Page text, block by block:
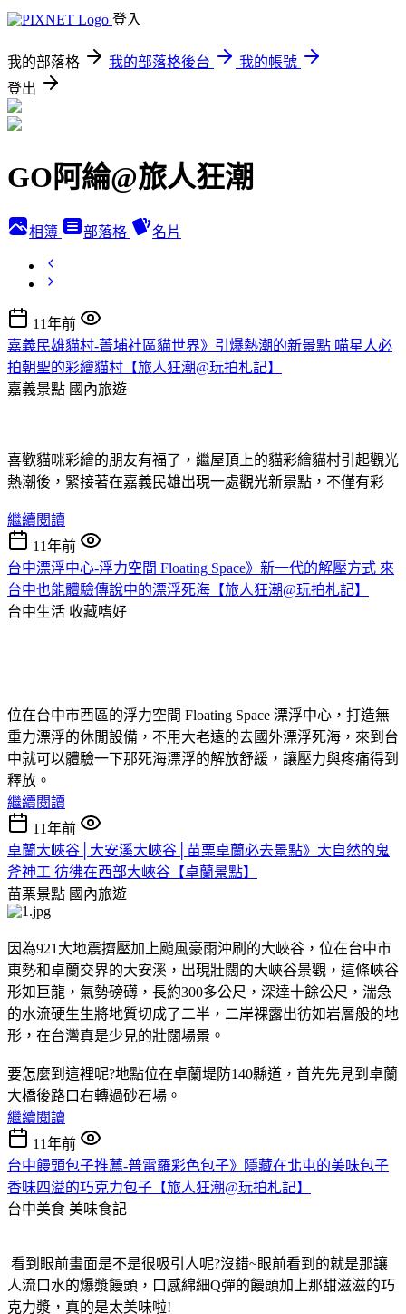
登入
我的部落格 我的部落格後台
我的帳號
登出
GO阿綸@旅人狂潮
相簿 部落格 名片
11年前
嘉義民雄貓村-菁埔社區貓世界》引爆熱潮的新景點 喵星人必
拍朝聖的彩繪貓村【旅人狂潮@玩拍札記】
嘉義景點 國內旅遊
喜歡貓咪彩繪的朋友有福了，繼屋頂上的貓彩繪貓村引起觀光
熱潮後，緊接著在嘉義民雄出現一處觀光新景點，不僅有彩
繼續閱讀
11年前
台中漂浮中心-浮力空間 Floating Space》新一代的解壓方式 來
台中也能體驗傳說中的漂浮死海【旅人狂潮@玩拍札記】
台中生活 收藏嗜好
位在台中市西區的浮力空間 Floating Space 漂浮中心，打造無
重力漂浮的休閒設備，不用大老遠的去國外漂浮死海，來到台
中就可以體驗一下那死海漂浮的解放舒緩，讓壓力與疼痛得到
釋放。
繼續閱讀
11年前
卓蘭大峽谷│大安溪大峽谷│苗栗卓蘭必去景點》大自然的鬼
斧神工 彷彿在西部大峽谷【卓蘭景點】
苗栗景點 國內旅遊
因為921大地震擠壓加上颱風豪雨沖刷的大峽谷，位在台中市
東勢和卓蘭交界的大安溪，出現壯闊的大峽谷景觀，這條峽谷
形如巨龍，氣勢磅礡，長約300多公尺，深達十餘公尺，湍急
的水流硬生生將地質切成了二半，二岸裸露出彷如岩層般的地
形，在台灣真是少見的壯闊場景。
要怎麼到這裡呢?地點位在卓蘭堤防140縣道，首先先見到卓蘭
大橋後路口右轉過砂石場。
繼續閱讀
11年前
台中饅頭包子推薦-普雷羅彩色包子》隱藏在北屯的美味包子
香味四溢的巧克力包子【旅人狂潮@玩拍札記】
台中美食 美味食記
看到眼前畫面是不是很吸引人呢?沒錯~眼前看到的就是那讓
人流口水的爆漿饅頭，口感綿細Q彈的饅頭加上那甜滋滋的巧
克力漿，真的是太美味啦!